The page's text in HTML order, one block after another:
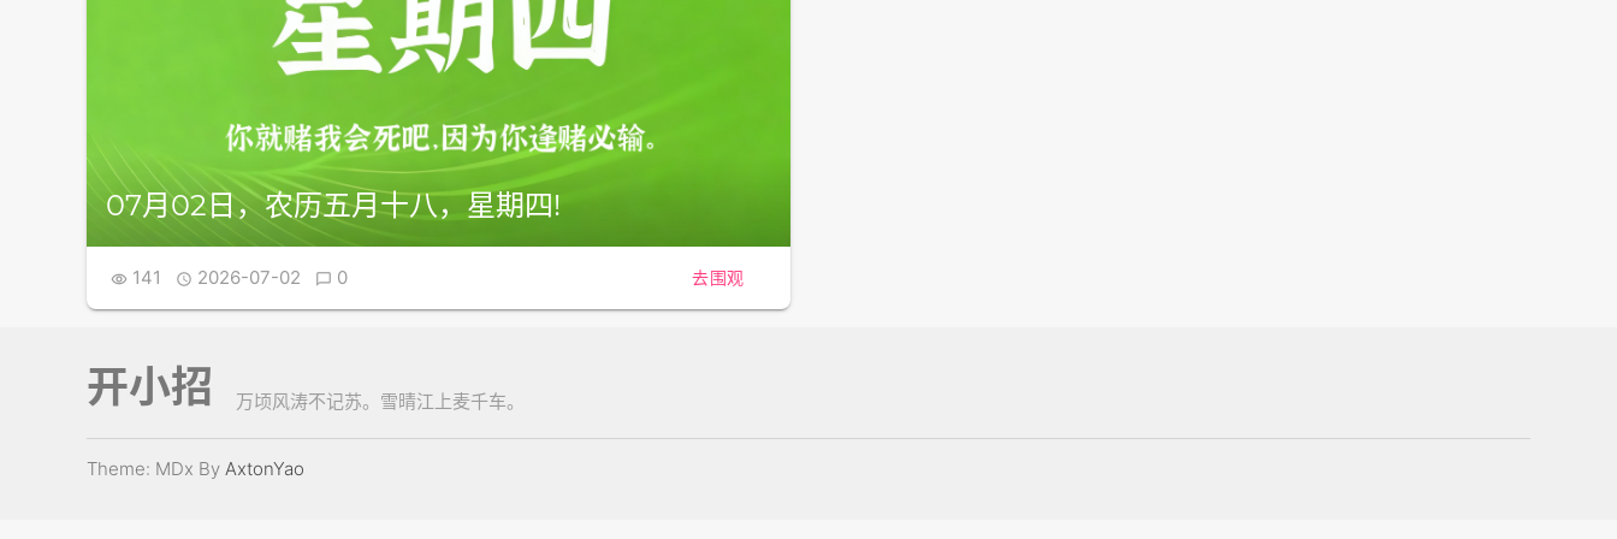
07月02日，农历五月十八，星期四!
 141  2026-07-02  0 去围观
开小招 万顷风涛不记苏。雪晴江上麦千车。
Theme: MDx By AxtonYao